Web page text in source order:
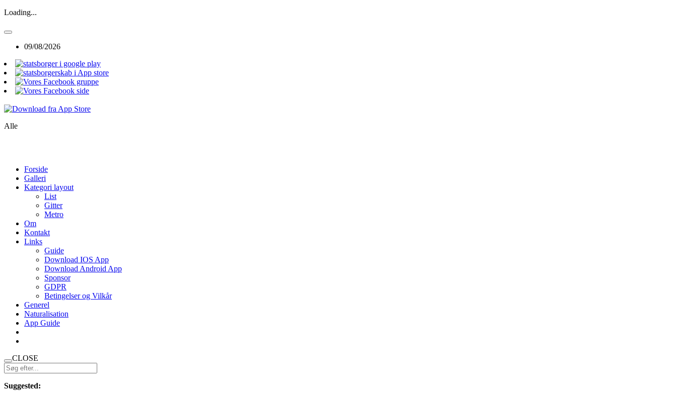
Loading...
09/08/2026
Alle
Forside
Galleri
Kategori layout
List
Gitter
Metro
Om
Kontakt
Links
Guide
Download IOS App
Download Android App
Sponsor
GDPR
Betingelser og Vilkår
Generel
Naturalisation
App Guide
CLOSE
Suggested: